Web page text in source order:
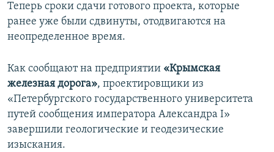
Теперь сроки сдачи готового проекта, которые
ранее уже были сдвинуты, отодвигаются на
неопределенное время.
Как сообщают на предприятии «Крымская
железная дорога», проектировщики из
«Петербургского государственного университета
путей сообщения императора Александра I»
завершили геологические и геодезические
изыскания.